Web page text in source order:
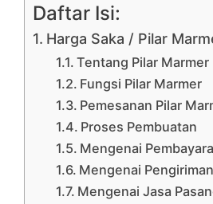
Daftar Isi:
Harga Saka / Pilar
Tentang Pilar Marmer
Fungsi Pilar Marmer
Pemesanan Pilar
Proses Pembuatan
Mengenai
Mengenai Pengiriman
Mengenai Jasa